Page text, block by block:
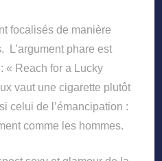
focalisés de manière
L’argument phare est
« Reach for a Lucky
vaut une cigarette plutôt
celui de l’émancipation :
comme les hommes.